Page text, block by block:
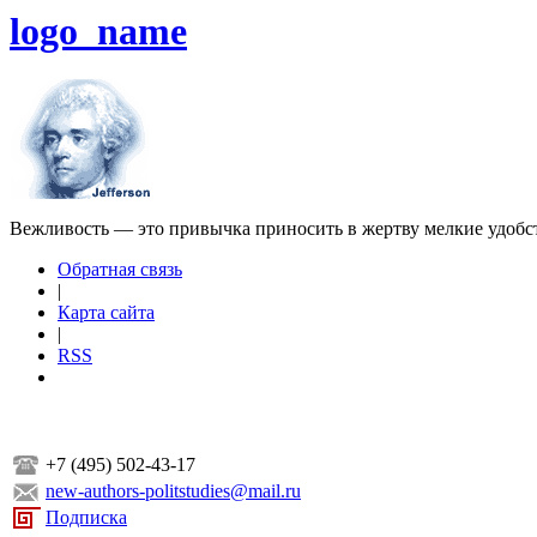
logo_name
Вежливость — это привычка приносить в жертву мелкие
Обратная связь
|
Карта сайта
|
RSS
+7 (495) 502-43-17
new-authors-politstudies@mail.ru
Подписка